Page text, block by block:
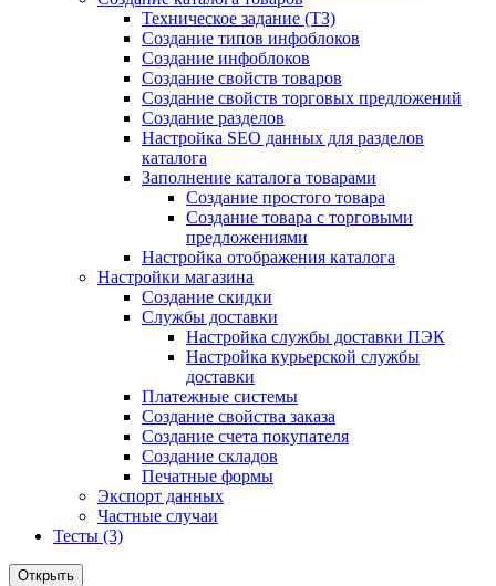
Техническое задание (ТЗ)
Создание типов инфоблоков
Создание инфоблоков
Создание свойств товаров
Создание свойств торговых предложений
Создание разделов
Настройка SEO данных для разделов
каталога
Заполнение каталога товарами
Создание простого товара
Создание товара с торговыми
предложениями
Настройка отображения каталога
Настройки магазина
Создание скидки
Службы доставки
Настройка службы доставки ПЭК
Настройка курьерской службы
доставки
Платежные системы
Создание свойства заказа
Создание счета покупателя
Создание складов
Печатные формы
Экспорт данных
Частные случаи
Тесты (3)
Открыть